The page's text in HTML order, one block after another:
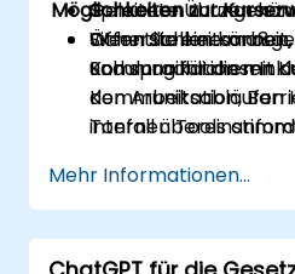
Sprachen nutzen
Sicherstellen
Kommunikation mit
Kommunikation,
Tonfall
Geleitete Übungen
und sprachlichen
Möglichkeiten zur
Wenn Sie eine
Schulung für diesen
den Arbeitsabläufen
internen Tools
Vereinbarung.
Mehr Informationen...